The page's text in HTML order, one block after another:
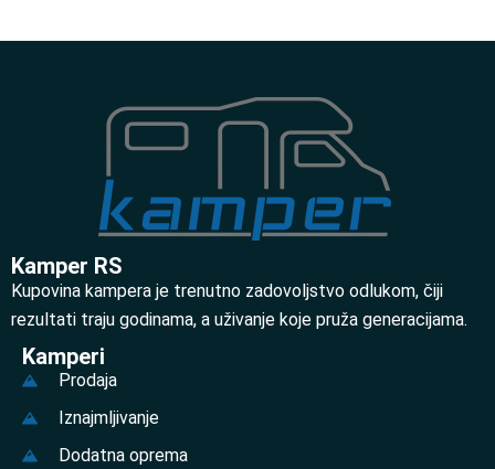
Kamper RS
Kupovina kampera je trenutno zadovoljstvo odlukom, čiji
rezultati traju godinama, a uživanje koje pruža generacijama.
Kamperi
Prodaja
Iznajmljivanje
Dodatna oprema